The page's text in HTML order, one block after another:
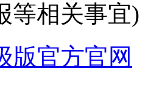
等相关事宜)
版官方官网